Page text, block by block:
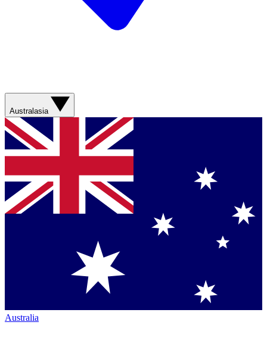
Australasia
Australia